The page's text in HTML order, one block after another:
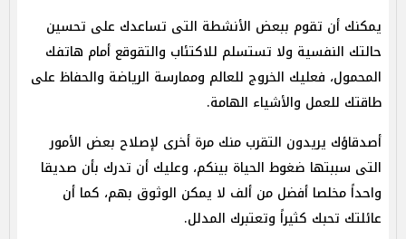
يمكنك أن تقوم ببعض الأنشطة التى تساعدك على تحسين
حالتك النفسية ولا تستسلم للاكتئاب والتقوقع أمام هاتفك
المحمول، فعليك الخروج للعالم وممارسة الرياضة والحفاظ على
طاقتك للعمل والأشياء الهامة.
أصدقاؤك يريدون التقرب منك مرة أخرى لإصلاح بعض الأمور
التى سببتها ضغوط الحياة بينكم، وعليك أن تدرك بأن صديقا
واحداً مخلصا أفضل من ألف لا يمكن الوثوق بهم، كما أن
عائلتك تحبك كثيراً وتعتبرك المدلل.